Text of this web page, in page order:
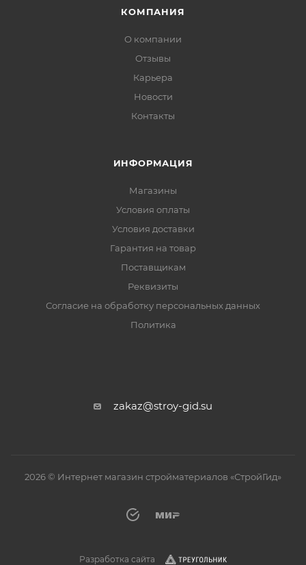
КОМПАНИЯ
О компании
Отзывы
Карьера
Новости
Контакты
ИНФОРМАЦИЯ
Магазины
Условия оплаты
Условия доставки
Гарантия на товар
Поставщикам
Реквизиты
Согласие на обработку персональных данных
Политика
zakaz@stroy-gid.su
2026 © Интернет магазин стройматериалов «СтройГид»
Разработка сайта